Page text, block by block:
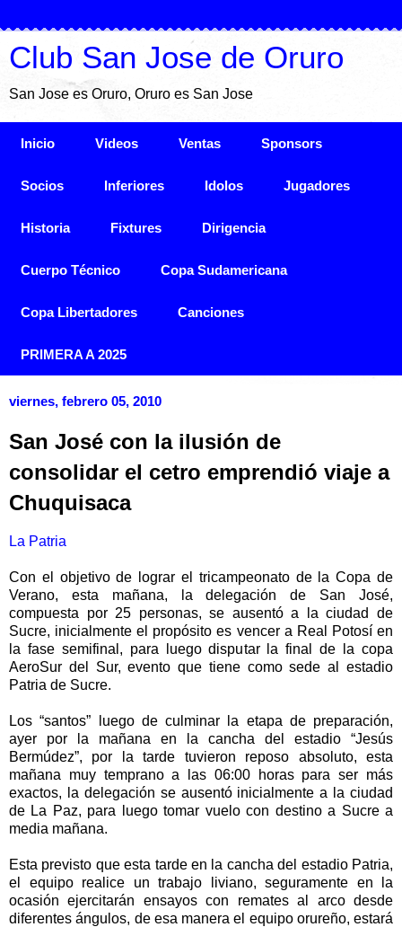
Club San Jose de Oruro
San Jose es Oruro, Oruro es San Jose
Inicio Videos Ventas Sponsors
Socios Inferiores Idolos Jugadores
Historia Fixtures Dirigencia
Cuerpo Técnico Copa Sudamericana
Copa Libertadores Canciones
PRIMERA A 2025
viernes, febrero 05, 2010
San José con la ilusión de
consolidar el cetro emprendió viaje a
Chuquisaca
La Patria
Con el objetivo de lograr el tricampeonato de la Copa de
Verano, esta mañana, la delegación de San José,
compuesta por 25 personas, se ausentó a la ciudad de
Sucre, inicialmente el propósito es vencer a Real Potosí en
la fase semifinal, para luego disputar la final de la copa
AeroSur del Sur, evento que tiene como sede al estadio
Patria de Sucre.
Los “santos” luego de culminar la etapa de preparación,
ayer por la mañana en la cancha del estadio “Jesús
Bermúdez”, por la tarde tuvieron reposo absoluto, esta
mañana muy temprano a las 06:00 horas para ser más
exactos, la delegación se ausentó inicialmente a la ciudad
de La Paz, para luego tomar vuelo con destino a Sucre a
media mañana.
Esta previsto que esta tarde en la cancha del estadio Patria,
el equipo realice un trabajo liviano, seguramente en la
ocasión ejercitarán ensayos con remates al arco desde
diferentes ángulos, de esa manera el equipo orureño, estará